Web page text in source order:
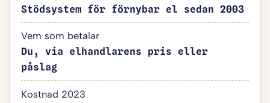
Stödsystem för förnybar el sedan 2003
Vem som betalar
Du, via elhandlarens pris eller
påslag
Kostnad 2023